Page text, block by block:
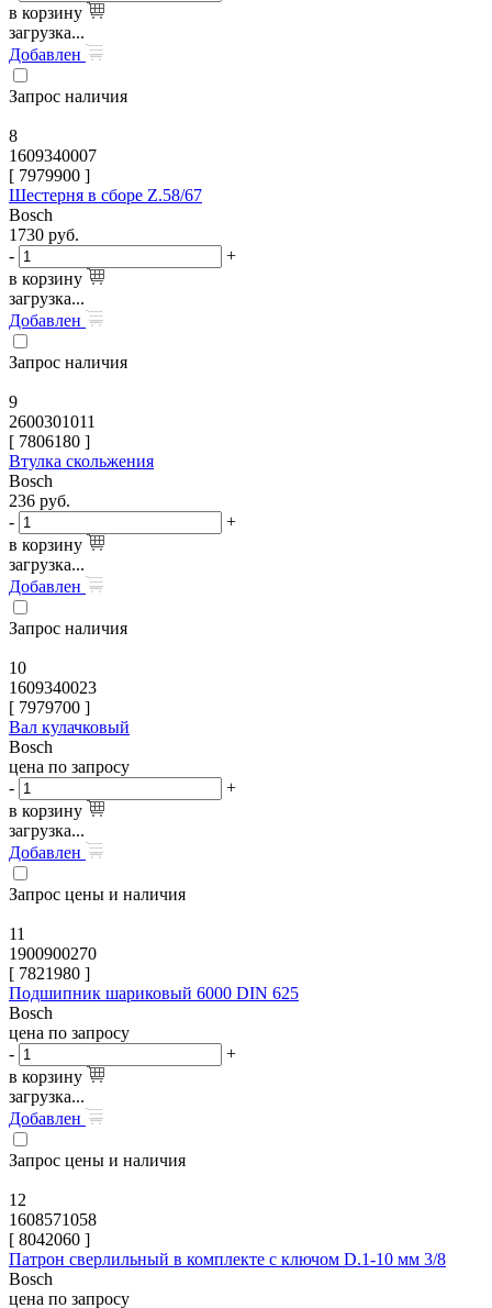
в корзину
загрузка...
Добавлен
Запрос наличия
8
1609340007
[ 7979900 ]
Шестерня в сборе Z.58/67
Bosch
1730 руб.
-
+
в корзину
загрузка...
Добавлен
Запрос наличия
9
2600301011
[ 7806180 ]
Втулка скольжения
Bosch
236 руб.
-
+
в корзину
загрузка...
Добавлен
Запрос наличия
10
1609340023
[ 7979700 ]
Вал кулачковый
Bosch
цена по запросу
-
+
в корзину
загрузка...
Добавлен
Запрос цены и наличия
11
1900900270
[ 7821980 ]
Подшипник шариковый 6000 DIN 625
Bosch
цена по запросу
-
+
в корзину
загрузка...
Добавлен
Запрос цены и наличия
12
1608571058
[ 8042060 ]
Патрон сверлильный в комплекте с ключом D.1-10 мм 3/8
Bosch
цена по запросу